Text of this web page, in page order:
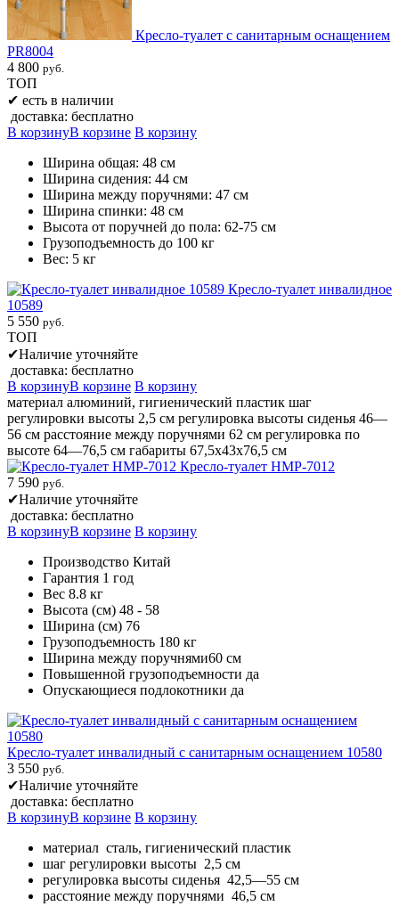
Кресло-туалет с санитарным оснащением
PR8004
4 800 руб.
ТОП
✔ есть в наличии
доставка: бесплатно
В корзинуВ корзине В корзину
Ширина общая: 48 см
Ширина сидения: 44 см
Ширина между поручнями: 47 см
Ширина спинки: 48 см
Высота от поручней до пола: 62-75 см
Грузоподъемность до 100 кг
Вес: 5 кг
Кресло-туалет инвалидное
10589
5 550 руб.
ТОП
✔Наличие уточняйте
доставка: бесплатно
В корзинуВ корзине В корзину
материал алюминий, гигиенический пластик шаг
регулировки высоты 2,5 см регулировка высоты сиденья 46—
56 см расстояние между поручнями 62 см регулировка по
высоте 64—76,5 см габариты 67,5x43х76,5 см
Кресло-туалет HMP-7012
7 590 руб.
✔Наличие уточняйте
доставка: бесплатно
В корзинуВ корзине В корзину
Производство Китай
Гарантия 1 год
Вес 8.8 кг
Высота (см) 48 - 58
Ширина (см) 76
Грузоподъемность 180 кг
Ширина между поручнями60 см
Повышенной грузоподъемности да
Опускающиеся подлокотники да
Кресло-туалет инвалидный с санитарным оснащением 10580
3 550 руб.
✔Наличие уточняйте
доставка: бесплатно
В корзинуВ корзине В корзину
материал сталь, гигиенический пластик
шаг регулировки высоты 2,5 см
регулировка высоты сиденья 42,5—55 см
расстояние между поручнями 46,5 см